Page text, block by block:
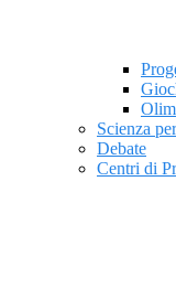
Scienza
Debate
Centri di